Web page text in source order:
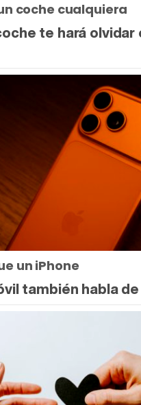
coche cualquiera
te hará olvidar
un iPhone
también habla